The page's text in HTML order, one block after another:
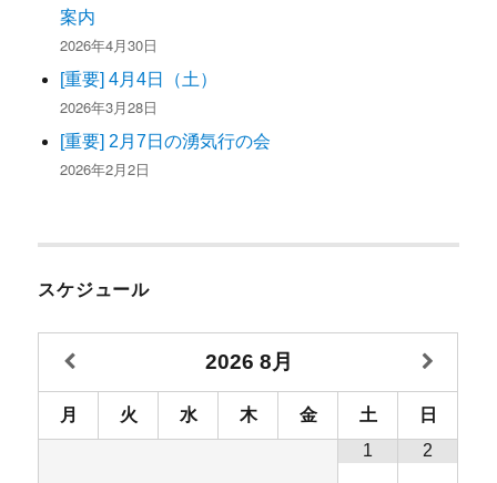
案内
2026年4月30日
[重要] 4月4日（土）
2026年3月28日
[重要] 2月7日の湧気行の会
2026年2月2日
スケジュール
2026 8月
月 火 水 木 金 土
日
1
2